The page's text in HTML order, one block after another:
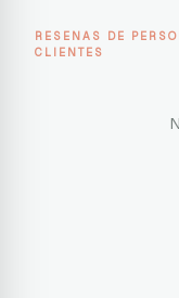
RESENAS DE
CLIENTES